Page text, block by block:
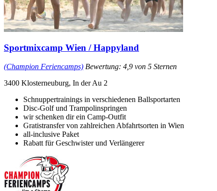
Sportmixcamp Wien / Happyland
(Champion Feriencamps) Bewertung: 4,9 von 5 Sternen
3400 Klosterneuburg, In der Au 2
Schnuppertrainings in verschiedenen Ballsportarten
Disc-Golf und Trampolinspringen
wir schenken dir ein Camp-Outfit
Gratistransfer von zahlreichen Abfahrtsorten in Wien
all-inclusive Paket
Rabatt für Geschwister und Verlängerer